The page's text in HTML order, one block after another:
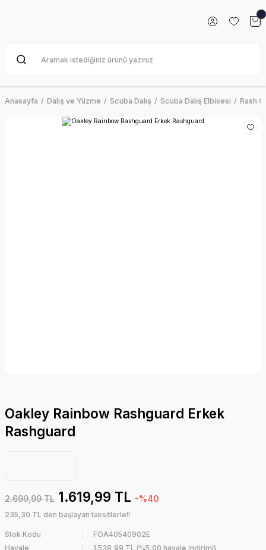
Anasayfa Dalış ve Yüzme Scuba Dalış Scuba Dalış Elbisesi Rash
Oakley Rainbow Rashguard Erkek
Rashguard
2.699,99 TL 1.619,99 TL -%40
235,30 TL den başlayan taksitlerle!!
Stok Kodu
FOA40540902E
Havale
1.538,99 TL (%5,00 havale indirimi)